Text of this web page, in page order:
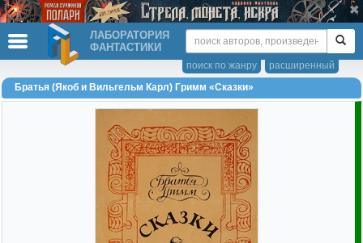
ЛАБОРАТОРИЯ
ФАНТАСТИКИ
расширенный
поиск по жанру
Братья (Якоб и Вильгельм Карл) Гримм «Сказки»